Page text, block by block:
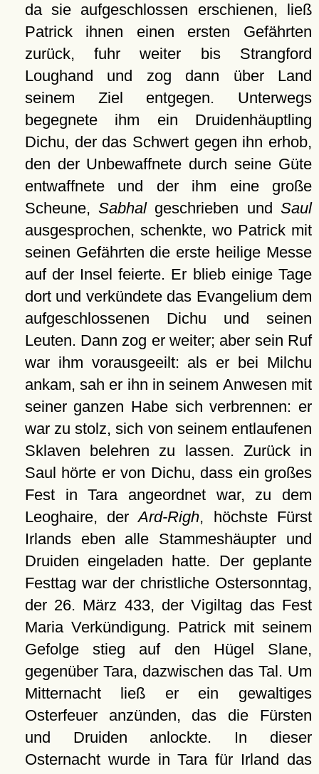
da sie aufgeschlossen erschienen, ließ
Patrick ihnen einen ersten Gefährten
zurück, fuhr weiter bis Strangford
Loughand und zog dann über Land
seinem Ziel entgegen. Unterwegs
begegnete ihm ein Druidenhäuptling
Dichu, der das Schwert gegen ihn erhob,
den der Unbewaffnete durch seine Güte
entwaffnete und der ihm eine große
Scheune,Sabhalgeschrieben und Saul
ausgesprochen, schenkte, wo Patrick mit
seinen Gefährten die erste heilige Messe
auf der Insel feierte. Er blieb einige Tage
dort und verkündete das Evangelium dem
aufgeschlossenen Dichu und seinen
Leuten. Dann zog er weiter; aber sein Ruf
war ihm vorausgeeilt: als er bei Milchu
ankam, sah er ihn in seinem Anwesen mit
seiner ganzen Habe sich verbrennen: er
war zu stolz, sich von seinem entlaufenen
Sklaven belehren zu lassen. Zurück in
Saul hörte er von Dichu, dass ein großes
Fest in Tara angeordnet war, zu dem
Leoghaire, derArd-Righ, höchste Fürst
Irlands eben alle Stammeshäupter und
Druiden eingeladen hatte. Der geplante
Festtag war der christliche Ostersonntag,
der 26. März 433, der Vigiltag das Fest
Maria Verkündigung. Patrick mit seinem
Gefolge stieg auf den Hügel Slane,
gegenüber Tara, dazwischen das Tal. Um
Mitternacht ließ er ein gewaltiges
Osterfeuer anzünden, das die Fürsten
und Druiden anlockte. In dieser
Osternacht wurde in Tara für Irland das